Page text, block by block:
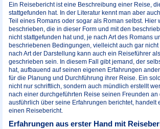
Ein Reisebericht ist eine Beschreibung einer Reise,
stattgefunden hat. In der Literatur kennt man aber
Teil eines Romans oder sogar als Roman selbst. Hier
beschrieben, die in dieser Form und mit den
nicht stattgefunden hat und, je nach Art des Romans
beschriebenen Bedingungen, vielleicht auch gar nicht
nach Art der Darstellung kann auch ein Reiseführer
geschrieben sein. In diesem Fall gibt jemand, der
hat, aufbauend auf seinen eigenen Erfahrungen
für die Planung und Durchführung ihrer Reise. Ein
nicht nur schriftlich, sondern auch mündlich erstellt
nach einer durchgeführten Reise seinen Freunden an
ausführlich über seine Erfahrungen berichtet, handelt
einen Reisebericht.
Erfahrungen aus erster Hand mit